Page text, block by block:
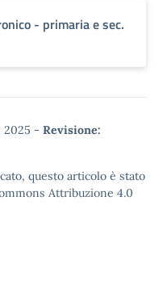
- primaria e sec.
2025 - Revisione:
questo articolo è stato
Attribuzione 4.0